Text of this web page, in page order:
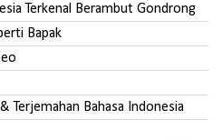
Terkenal Berambut Gondrong
Bapak
Terjemahan Bahasa Indonesia